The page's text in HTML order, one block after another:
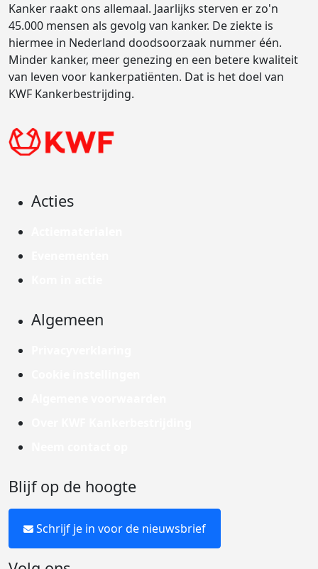
Kanker raakt ons allemaal. Jaarlijks sterven er zo'n
45.000 mensen als gevolg van kanker. De ziekte is
hiermee in Nederland doodsoorzaak nummer één.
Minder kanker, meer genezing en een betere kwaliteit
van leven voor kankerpatiënten. Dat is het doel van
KWF Kankerbestrijding.
Acties
Algemeen
Blijf op de hoogte
Schrijf je in voor de nieuwsbrief